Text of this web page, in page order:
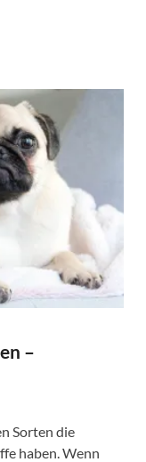
–
Sorten die
haben. Wenn